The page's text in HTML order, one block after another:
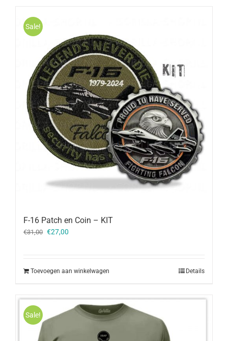
Sale!
F-16 Patch en Coin – KIT
€31,00 Oorspronkelijke
€27,00
Toevoegen aan winkelwagen Details
Sale!